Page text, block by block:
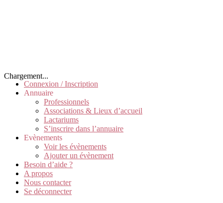
Chargement...
Connexion / Inscription
Annuaire
Professionnels
Associations & Lieux d’accueil
Lactariums
S’inscrire dans l’annuaire
Evènements
Voir les évènements
Ajouter un évènement
Besoin d’aide ?
A propos
Nous contacter
Se déconnecter